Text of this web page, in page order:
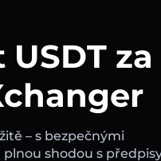
za
– s bezpečnými
shodou s